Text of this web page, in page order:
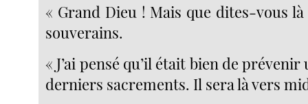
« Grand Dieu ! Mais que dites-vous
souverains.
« J’ai pensé qu’il était bien de
derniers sacrements. Il sera là vers